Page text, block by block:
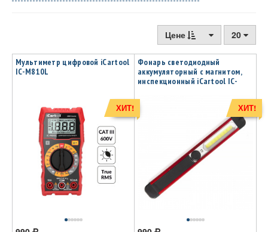
Цене 20
Мультиметр цифровой iCartool
IC-M810L
ХИТ!
Фонарь светодиодный
аккумуляторный с магнитом,
инспекционный iCartool IC-
ХИТ!